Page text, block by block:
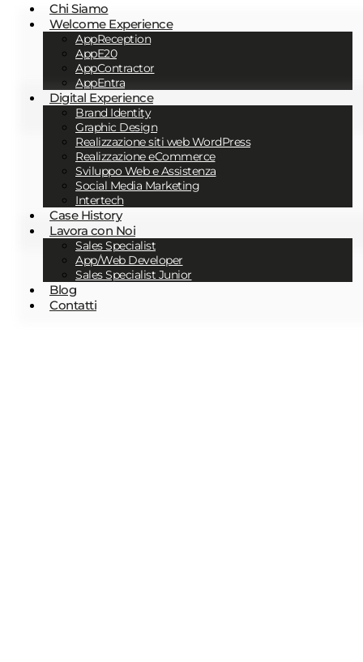
Chi Siamo
Welcome Experience
AppReception
AppE20
AppContractor
AppEntra
Digital Experience
Brand Identity
Graphic Design
Realizzazione siti web WordPress
Realizzazione eCommerce
Sviluppo Web e Assistenza
Social Media Marketing
Intertech
Case History
Lavora con Noi
Sales Specialist
App/Web Developer
Sales Specialist Junior
Blog
Contatti